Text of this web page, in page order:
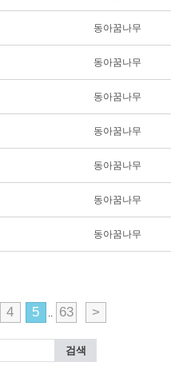
동아꿈나무
동아꿈나무
동아꿈나무
동아꿈나무
동아꿈나무
동아꿈나무
동아꿈나무
4 5 .. 63 >